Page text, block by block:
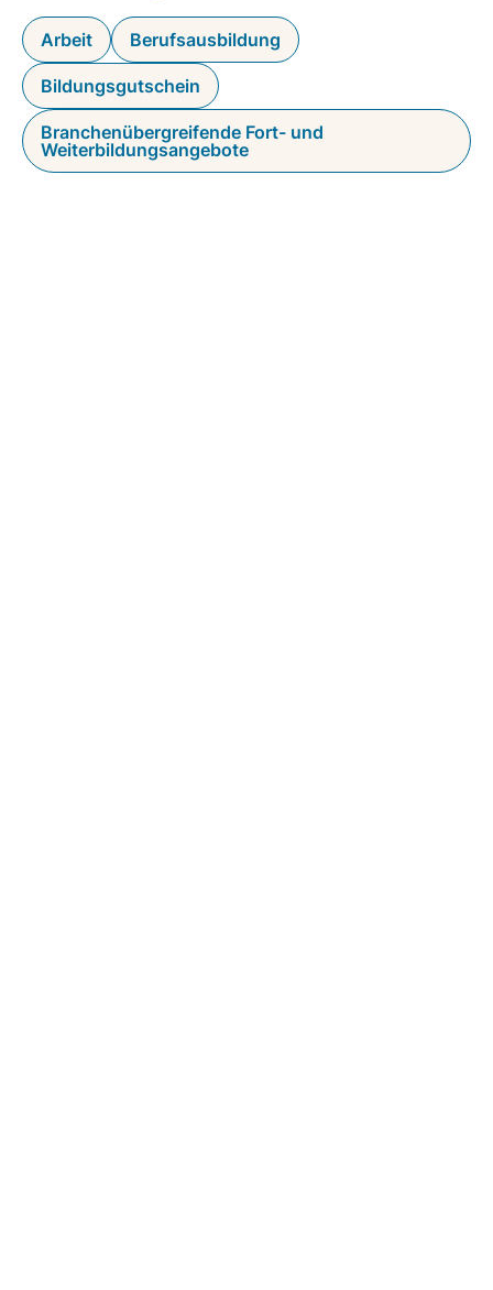
Arbeit Berufsausbildung
Bildungsgutschein
Branchenübergreifende Fort- und
Weiterbildungsangebote